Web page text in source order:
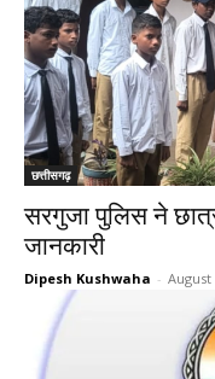
छत्तीसगढ़
सरगुजा पुलिस ने
जानकारी
Dipesh Kushwaha - August